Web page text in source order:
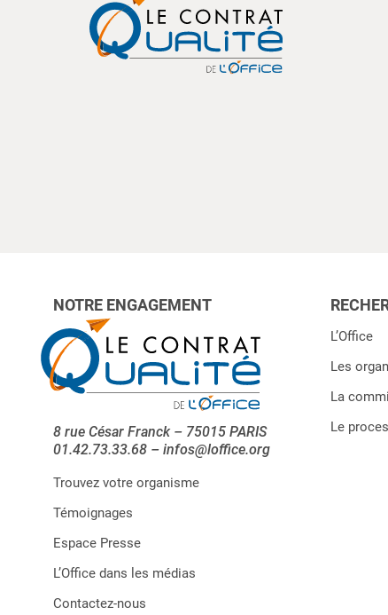
NOTRE ENGAGEMENT
8 rue César Franck – 75015 PARIS
01.42.73.33.68 – infos@loffice.org
Trouvez votre organisme
Témoignages
Espace Presse
L’Office dans les médias
Contactez-nous
L’Office
Les
La
Le